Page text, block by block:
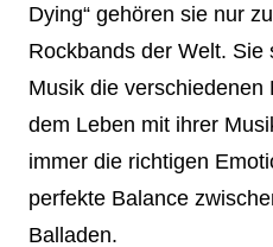
Dying“ gehören sie nur
Rockbands der Welt. Sie
Musik die verschiedenen
dem Leben mit ihrer
immer die richtigen
perfekte Balance
Balladen.